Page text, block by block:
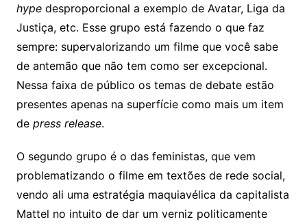
hype desproporcional a exemplo de Avatar, Liga da
Justiça, etc. Esse grupo está fazendo o que faz
sempre: supervalorizando um filme que você sabe
de antemão que não tem como ser excepcional.
Nessa faixa de público os temas de debate estão
presentes apenas na superfície como mais um item
de press release.
O segundo grupo é o das feministas, que vem
problematizando o filme em textões de rede social,
vendo ali uma estratégia maquiavélica da capitalista
Mattel no intuito de dar um verniz politicamente